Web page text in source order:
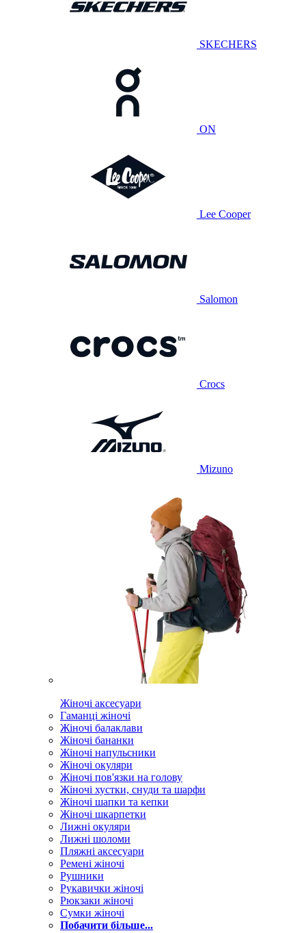
SKECHERS
ON
Lee Cooper
Salomon
Crocs
Mizuno
Жіночі аксесуари
Гаманці жіночі
Жіночі балаклави
Жіночі бананки
Жіночі напульсники
Жіночі окуляри
Жіночі пов'язки на голову
Жіночі хустки, снуди та шарфи
Жіночі шапки та кепки
Жіночі шкарпетки
Лижні окуляри
Лижні шоломи
Пляжні аксесуари
Ремені жіночі
Рушники
Рукавички жіночі
Рюкзаки жіночі
Сумки жіночі
Побачити більше...